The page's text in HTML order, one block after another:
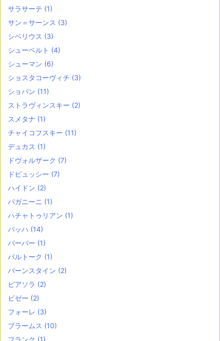
サラサーテ (1)
サン＝サーンス (3)
シベリウス (3)
シューベルト (4)
シューマン (6)
ショスタコーヴィチ (3)
ショパン (11)
ストラヴィンスキー (2)
スメタナ (1)
チャイコフスキー (11)
デュカス (1)
ドヴォルザーク (7)
ドビュッシー (7)
ハイドン (2)
パガニーニ (1)
ハチャトゥリアン (1)
バッハ (14)
バーバー (1)
バルトーク (1)
バーンスタイン (2)
ピアソラ (2)
ビゼー (2)
フォーレ (3)
ブラームス (10)